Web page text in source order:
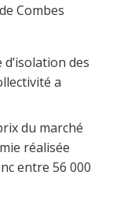
Combes
des
a
du marché
réalisée
entre 56 000